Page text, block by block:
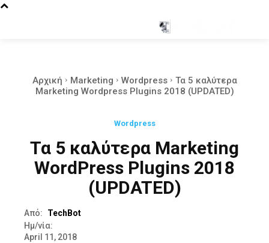
Αρχική Marketing Wordpress
Τα 5 καλύτερα
Marketing Wordpress Plugins 2018 (UPDATED)
Wordpress
Τα 5 καλύτερα Marketing
WordPress Plugins 2018
(UPDATED)
Από:
TechBot
Ημ/νία:
April 11, 2018